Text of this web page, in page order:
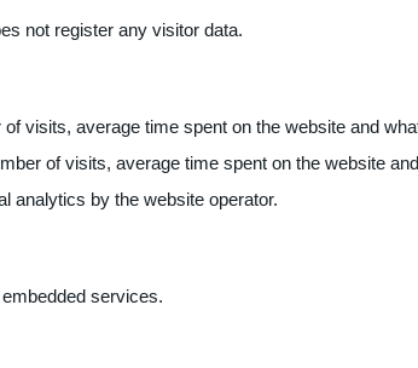
not register any visitor data.
visits, average time spent on the website and
of visits, average time spent on the website
analytics by the website operator.
services.